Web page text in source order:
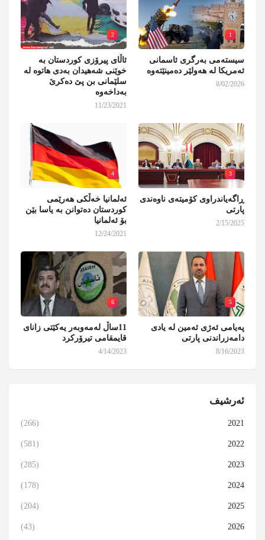
1
سیستەمی بەرگری ئاسمانی
ئەمریکا لە هەولێر دەمینێتەوە
8/02/2026
2
ئاڵای پیرۆزی کوردستان بە
خوێنی شەهیدان بەدی هاتوە لە
سلێمانی بن پێ دەکرێ
بەداخەوە
11/23/2021
3
ڕاگەیاندراوی کۆمیتەی ناوەندی
پارتی
2/15/2025
4
ئەلمانیا خەڵکی هەرێمی
کوردستان دەتوانن بە یاسا بێن
بۆ ئەلمانیا
12/24/2021
5
پەیامی ئەژی ئەمین لە یادی
دامەزراندنی پارتی
8/16/2023
6
11ساڵ لەمەوبەر یەکێتی زانای
قایمقامی تیرۆرکرد
4/14/2023
ئەرشیف
2021
(266)
2022
(581)
2023
(285)
2024
(178)
2025
(204)
2026
(43)